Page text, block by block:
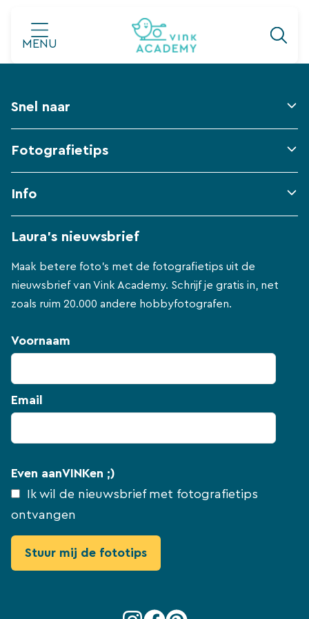
naar
MENU
Snel naar
Fotografietips
Info
Laura's nieuwsbrief
Maak betere foto's met de fotografietips uit de
nieuwsbrief van Vink Academy. Schrijf je gratis in, net
zoals ruim 20.000 andere hobbyfotografen.
Voornaam
Email
Even aanVINKen ;)
Ik wil de nieuwsbrief met fotografietips
ontvangen